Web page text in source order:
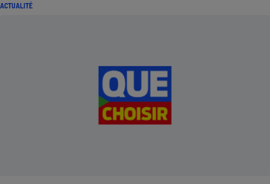
ACTUALITÉ